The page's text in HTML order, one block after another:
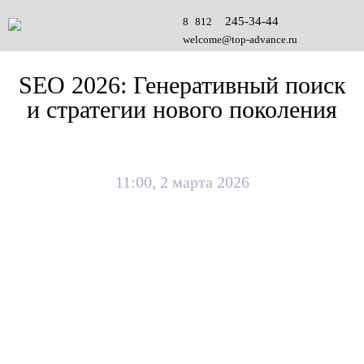
8 812 245-34-44
welcome@top-advance.ru
SEO 2026: Генеративный поиск
и стратегии нового поколения
11:00, 2 марта 2026